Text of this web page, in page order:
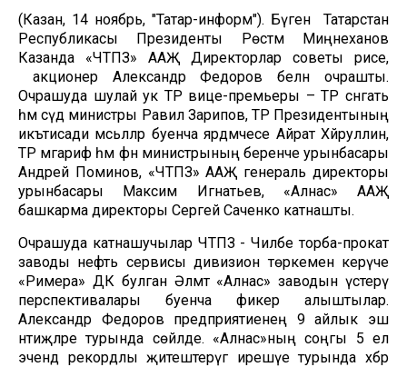
(Казан, 14 ноябрь, "Татар-информ"). Бүген Татарстан
Республикасы Президенты Рөстәм Миңнеханов
Казанда «ЧТПЗ» ААҖ Директорлар советы рәисе,
акционер Александр Федоров белән очрашты.
Очрашуда шулай ук ТР вице-премьеры – ТР сәнәгать
һәм сәүдә министры Равил Зарипов, ТР Президентының
икътисади мәсьәләләр буенча ярдәмчесе Айрат Хәйруллин,
ТР мәгариф һәм фән министрының беренче урынбасары
Андрей Поминов, «ЧТПЗ» ААҖ генераль директоры
урынбасары Максим Игнатьев, «Алнас» ААҖ
башкарма директоры Сергей Саченко катнашты.
Очрашуда катнашучылар ЧТПЗ - Чиләбе торба-прокат
заводы нефть сервисы дивизион төркеменә керүче
«Римера» ДК булган Әлмәт «Алнас» заводын үстерү
перспективалары буенча фикер алыштылар.
Александр Федоров предприятиенең 9 айлык эш
нәтиҗәләре турында сөйләде. «Алнас»ның соңгы 5 ел
эчендә рекордлы җитештерүгә ирешүе турында хәбәр